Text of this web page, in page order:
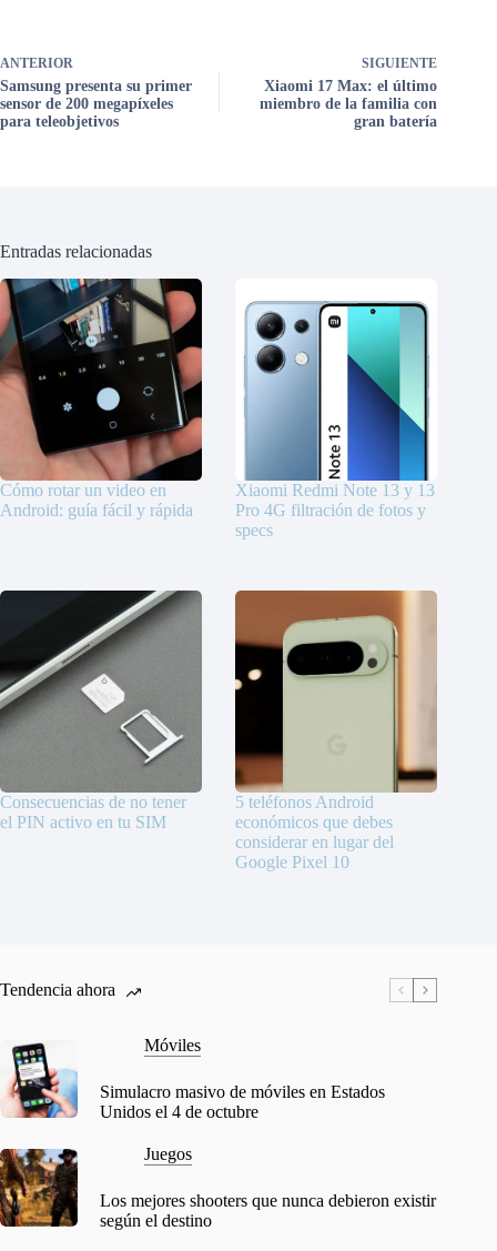
ANTERIOR
Samsung presenta su primer
sensor de 200 megapíxeles
para teleobjetivos
SIGUIENTE
Xiaomi 17 Max: el último
miembro de la familia con
gran batería
Entradas relacionadas
Cómo rotar un video en
Android: guía fácil y rápida
Xiaomi Redmi Note 13 y 13
Pro 4G filtración de fotos y
specs
Consecuencias de no tener
el PIN activo en tu SIM
5 teléfonos Android
económicos que debes
considerar en lugar del
Google Pixel 10
Tendencia ahora
Móviles
Simulacro masivo de móviles en Estados
Unidos el 4 de octubre
Juegos
Los mejores shooters que nunca debieron existir
según el destino